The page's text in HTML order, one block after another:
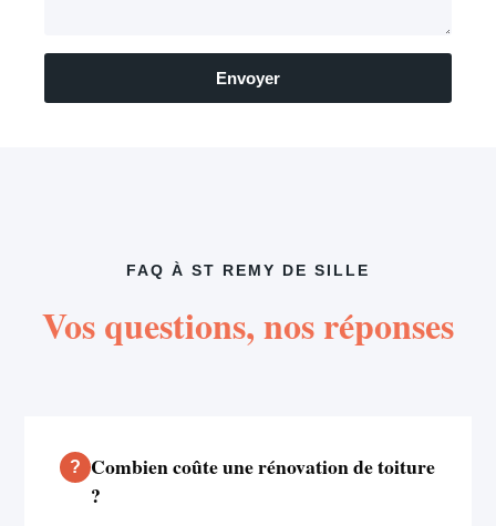
Envoyer
FAQ À ST REMY DE SILLE
Vos questions, nos réponses
Combien coûte une rénovation de toiture
?